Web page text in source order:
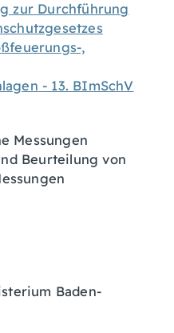
zur Durchführung
,
- 13. BImSchV
Messungen
Beurteilung von
Baden-